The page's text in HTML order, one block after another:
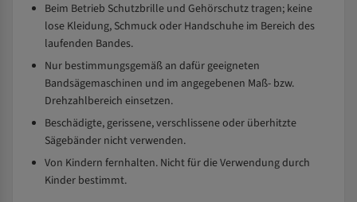
Beim Betrieb Schutzbrille und Gehörschutz tragen; keine
lose Kleidung, Schmuck oder Handschuhe im Bereich des
laufenden Bandes.
Nur bestimmungsgemäß an dafür geeigneten
Bandsägemaschinen und im angegebenen Maß- bzw.
Drehzahlbereich einsetzen.
Beschädigte, gerissene, verschlissene oder überhitzte
Sägebänder nicht verwenden.
Von Kindern fernhalten. Nicht für die Verwendung durch
Kinder bestimmt.